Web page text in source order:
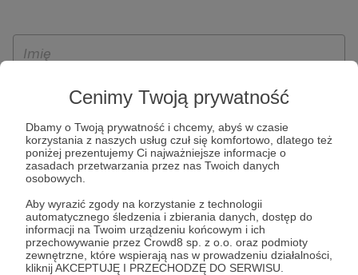
Cenimy Twoją prywatność
Dbamy o Twoją prywatność i chcemy, abyś w czasie
korzystania z naszych usług czuł się komfortowo, dlatego też
poniżej prezentujemy Ci najważniejsze informacje o
zasadach przetwarzania przez nas Twoich danych
osobowych.
Aby wyrazić zgody na korzystanie z technologii
automatycznego śledzenia i zbierania danych, dostęp do
informacji na Twoim urządzeniu końcowym i ich
przechowywanie przez Crowd8 sp. z o.o. oraz podmioty
zewnętrzne, które wspierają nas w prowadzeniu działalności,
kliknij AKCEPTUJĘ I PRZECHODZĘ DO SERWISU.
Patronite.pl, w tym możliwości dokonywania oraz
otrzymywania wsparcia na naszej platformie oraz
ich przenoszenia, niepodlegania zautomatyzowanemu
wyrażenia sprzeciwu wobec przetwarzania Twoich danych
osobowych. Rejestracja dla osób niepełnoletnich możliwa
jest po przekazaniu podpisanego formularza "Zgodna na
założenie konta przez osobę niepełnoletnią", formularz
dostępny jest na stronie regulaminu Patronite.pl.